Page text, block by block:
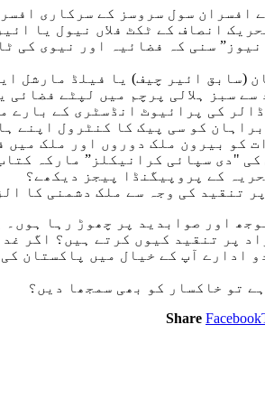
سنی کہ فضائیہ اور نیوی
اور صوابدید پر چھوڑ رہا
پر تنقید کیوں کرتے ہیں؟ اگر
ادارے آپ کے خیال میں پاکستان
تو خاکسار کو بھی سمجھا دیں؟
Share Facebook